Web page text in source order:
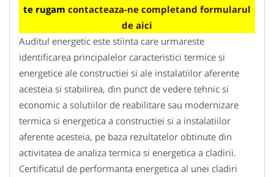
te rugam contacteaza-ne completand formularul
de aici
Auditul energetic este stiinta care urmareste
identificarea principalelor caracteristici termice si
energetice ale constructiei si ale instalatiilor aferente
acesteia si stabilirea, din punct de vedere tehnic si
economic a solutiilor de reabilitare sau modernizare
termica si energetica a constructiei si a instalatiilor
aferente acesteia, pe baza rezultatelor obtinute din
activitatea de analiza termica si energetica a cladirii.
Certificatul de performanta energetica al unei cladiri